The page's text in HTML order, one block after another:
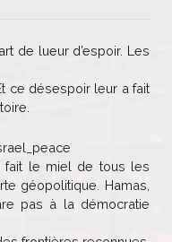
de lueur d’espoir. Les
ce désespoir leur a fait
fait le miel de tous les
géopolitique. Hamas,
pas à la démocratie